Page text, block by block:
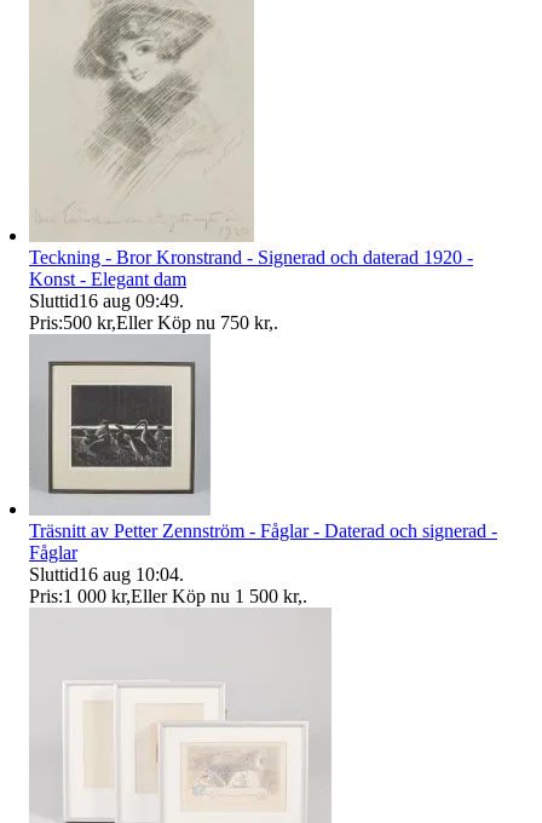
Teckning - Bror Kronstrand - Signerad och daterad 1920 -
Konst - Elegant dam
Sluttid16 aug 09:49.
Pris:500 kr,Eller Köp nu 750 kr,.
Träsnitt av Petter Zennström - Fåglar - Daterad och signerad -
Fåglar
Sluttid16 aug 10:04.
Pris:1 000 kr,Eller Köp nu 1 500 kr,.